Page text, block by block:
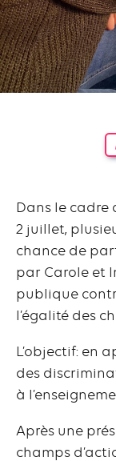
Dans le cadre
2 juillet,
chance de
par Carole et
publique
l’égalité des
L’objectif: en
des
à
Après une
champs